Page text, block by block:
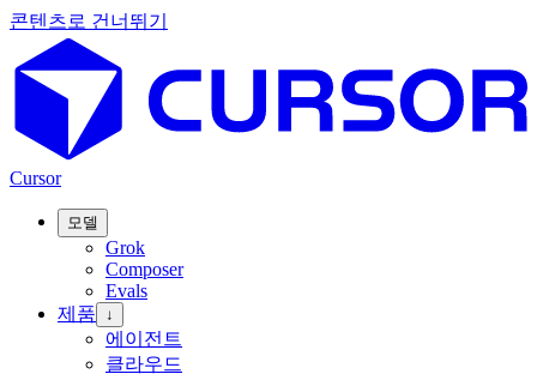
콘텐츠로 건너뛰기
Cursor
모델
Grok
Composer
Evals
제품
↓
에이전트
클라우드